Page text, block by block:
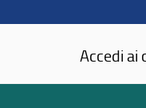
Accedi ai